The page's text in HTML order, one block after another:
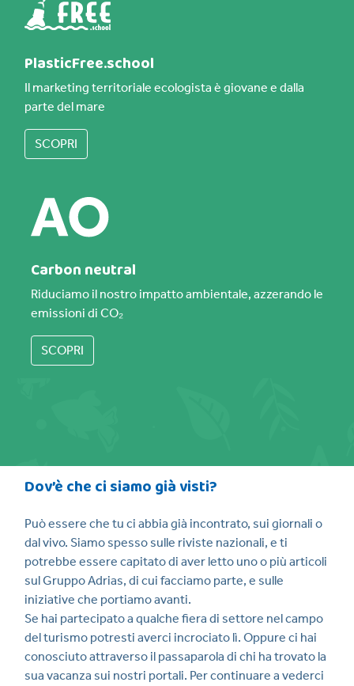
PlasticFree.school
Il marketing territoriale ecologista è giovane e dalla
parte del mare
SCOPRI
Carbon neutral
Riduciamo il nostro impatto ambientale, azzerando le
emissioni di CO₂
SCOPRI
Dov’è che ci siamo già visti?
Può essere che tu ci abbia già incontrato, sui giornali o
dal vivo. Siamo spesso sulle riviste nazionali, e ti
potrebbe essere capitato di aver letto uno o più articoli
sul Gruppo Adrias, di cui facciamo parte, e sulle
iniziative che portiamo avanti.
Se hai partecipato a qualche fiera di settore nel campo
del turismo potresti averci incrociato lì. Oppure ci hai
conosciuto attraverso il passaparola di chi ha trovato la
sua vacanza sui nostri portali. Per continuare a vederci